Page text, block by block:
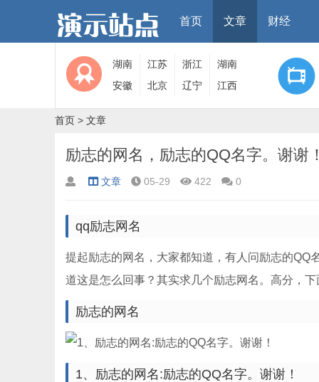
首页 文章 财经
湖南 江苏 浙江
湖南
安徽
北京 辽宁 江西
首页 > 文章
励志的网名，励志的QQ名字。谢谢！
文章 05-29 422 0
qq励志网名
提起励志的网名，大家都知道，有人问励志的QQ
道这是怎么回事？其实求几个励志网名。高分，
励志的网名
1、励志的网名:励志的QQ名字。谢谢！